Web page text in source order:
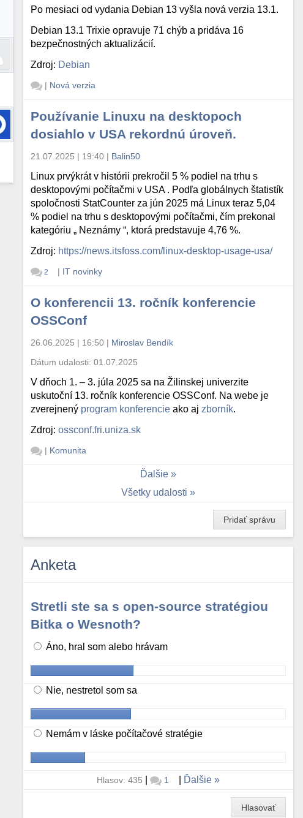
Po mesiaci od vydania Debian 13 vyšla nová verzia 13.1.
Debian 13.1 Trixie opravuje 71 chýb a pridáva 16
bezpečnostných aktualizácií.
Zdroj: Debian
| Nová verzia
Používanie Linuxu na desktopoch
dosiahlo v USA rekordnú úroveň.
21.07.2025 | 19:40 | Balin50
Linux prvýkrát v histórii prekročil 5 % podiel na trhu s
desktopovými počítačmi v USA . Podľa globálnych štatistík
spoločnosti StatCounter za jún 2025 má Linux teraz 5,04
% podiel na trhu s desktopovými počítačmi, čím prekonal
kategóriu „ Neznámy “, ktorá predstavuje 4,76 %.
Zdroj: https://news.itsfoss.com/linux-desktop-usage-usa/
2 | IT novinky
O konferencii 13. ročník konferencie
OSSConf
26.06.2025 | 16:50 | Miroslav Bendík
Dátum udalosti:01.07.2025
V dňoch 1. – 3. júla 2025 sa na Žilinskej univerzite
uskutoční 13. ročník konferencie OSSConf. Na webe je
zverejnený program konferencie ako aj zborník.
Zdroj:ossconf.fri.uniza.sk
| Komunita
Ďalšie
Všetky udalosti
Pridať správu
Anketa
Stretli ste sa s open-source stratégiou
Bitka o Wesnoth?
Áno, hral som alebo hrávam
Nie, nestretol som sa
Nemám v láske počítačové stratégie
Hlasov: 435 | 1 Ďalšie
Hlasovať